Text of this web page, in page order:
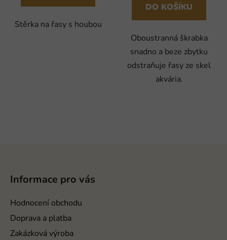
Stěrka na řasy s houbou
DO KOŠÍKU
Oboustranná škrabka
snadno a beze zbytku
odstraňuje řasy ze skel
akvária.
Informace pro vás
Hodnocení obchodu
Doprava a platba
Zakázková výroba